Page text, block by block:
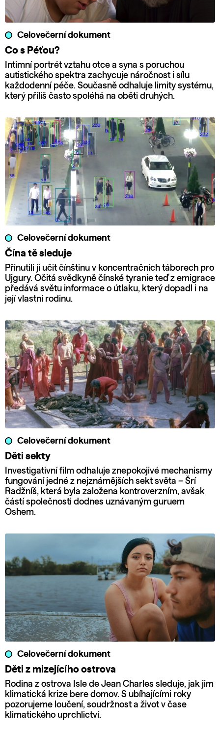
Celovečerní dokument
Co s Péťou?
Intimní portrét vztahu otce a syna s poruchou
autistického spektra zachycuje náročnost i sílu
každodenní péče. Současně odhaluje limity systému,
který příliš často spoléhá na oběti druhých.
Celovečerní dokument
Čína tě sleduje
Přinutili ji učit čínštinu v koncentračních táborech pro
Ujgury. Očitá svědkyně čínské tyranie teď z emigrace
předává světu informace o útlaku, který dopadl i na
její vlastní rodinu.
Celovečerní dokument
Děti sekty
Investigativní film odhaluje znepokojivé mechanismy
fungování jedné z nejznámějších sekt světa – Šrí
Radžníš, která byla založena kontroverzním, avšak
částí společnosti dodnes uznávaným guruem
Oshem.
Celovečerní dokument
Děti z mizejícího ostrova
Rodina z ostrova Isle de Jean Charles sleduje, jak jim
klimatická krize bere domov. S ubíhajícími roky
pozorujeme loučení, soudržnost a život v čase
klimatického uprchlictví.